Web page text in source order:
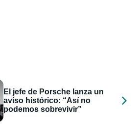
El jefe de Porsche lanza un
aviso histórico: “Así no
podemos sobrevivir”